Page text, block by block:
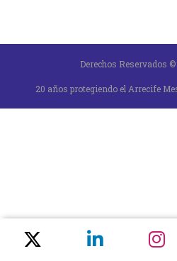
Derechos Reservados
20 años protegiendo el Arrecife